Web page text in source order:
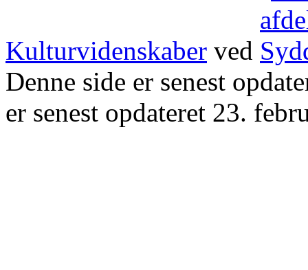
Kulturvidenskaber ved
Denne side er senest
er senest opdateret 23.